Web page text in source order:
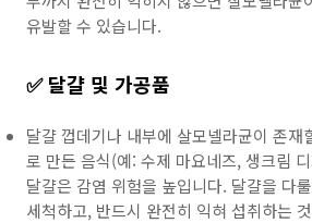
유발할 수 있습니다.
✅ 달걀 및 가공품
달걀 껍데기나 내부에 살모넬라균이 존재
로 만든 음식(예: 수제 마요네즈, 생크림
달걀은 감염 위험을 높입니다. 달걀을 다
세척하고, 반드시 완전히 익혀 섭취하는